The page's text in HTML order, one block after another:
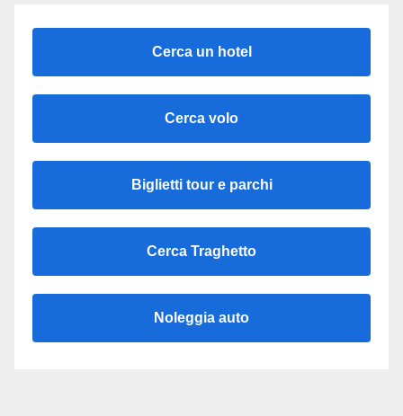
Cerca un hotel
Cerca volo
Biglietti tour e parchi
Cerca Traghetto
Noleggia auto